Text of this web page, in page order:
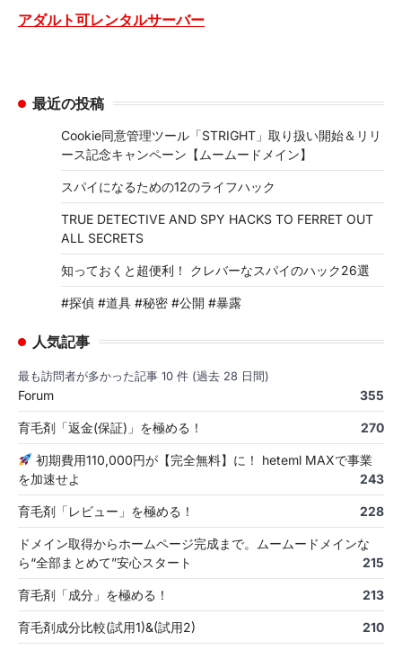
アダルト可レンタルサーバー
最近の投稿
Cookie同意管理ツール「STRIGHT」取り扱い開始＆リリ
ース記念キャンペーン【ムームードメイン】
スパイになるための12のライフハック
TRUE DETECTIVE AND SPY HACKS TO FERRET OUT
ALL SECRETS
知っておくと超便利！ クレバーなスパイのハック26選
#探偵 #道具 #秘密 #公開 #暴露
人気記事
最も訪問者が多かった記事 10 件 (過去 28 日間)
Forum 355
育毛剤「返金(保証)」を極める！ 270
初期費用110,000円が【完全無料】に！ heteml MAXで事業
を加速せよ
243
育毛剤「レビュー」を極める！ 228
ドメイン取得からホームページ完成まで。ムームードメインな
ら“全部まとめて”安心スタート
215
育毛剤「成分」を極める！ 213
育毛剤成分比較(試用1)&(試用2) 210